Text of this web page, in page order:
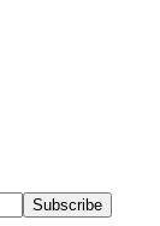
Subscribe